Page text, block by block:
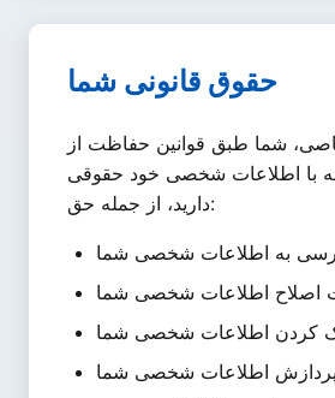
حقوق قانونی شما
شما طبق قوانین حفاظت از
با اطلاعات شخصی خود حقوقی
دارید، از جمله حق:
به اطلاعات شخصی شما
اصلاح اطلاعات شخصی شما
کردن اطلاعات شخصی شما
پردازش اطلاعات شخصی شما